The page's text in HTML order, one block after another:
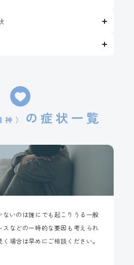
神） の 症状一覧
ないのは誰にでも起こりうる一般
スなどの一時的な要因も考えられ
場合は早めにご相談ください。